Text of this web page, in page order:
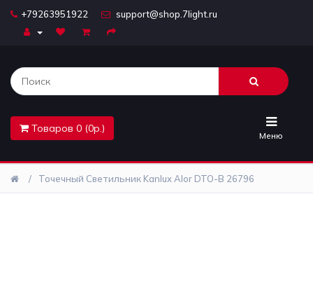
+79263951922 support@shop.7light.ru
Товаров 0 (0р.)
Меню
Комплектующие
Лайтбоксы
Точечный Светильник Kanlux Alor DTO-B 26796